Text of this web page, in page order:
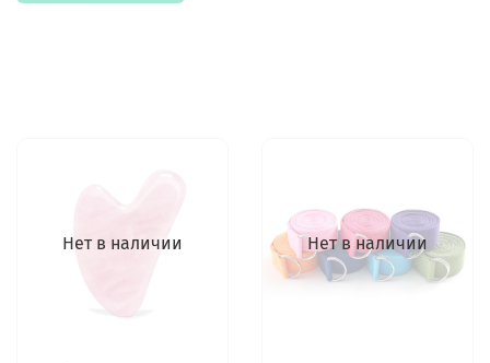
Нет в наличии Нет в наличии